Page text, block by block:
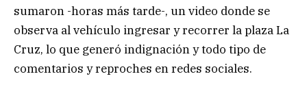
sumaron -horas más tarde-, un video donde se
observa al vehículo ingresar y recorrer la plaza La
Cruz, lo que generó indignación y todo tipo de
comentarios y reproches en redes sociales.